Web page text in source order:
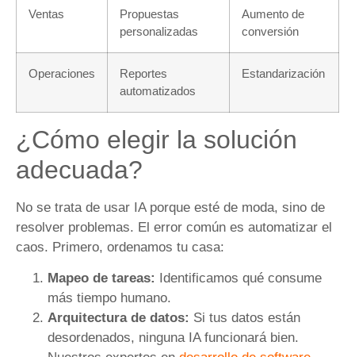
Ventas
Propuestas
personalizadas
Aumento de
conversión
Operaciones
Reportes
automatizados
Estandarización
¿Cómo elegir la solución
adecuada?
No se trata de usar IA porque esté de moda, sino de
resolver problemas. El error común es automatizar el
caos. Primero, ordenamos tu casa:
Mapeo de tareas:
Identificamos qué consume
más tiempo humano.
Arquitectura de datos: Si tus datos están
desordenados, ninguna IA funcionará bien.